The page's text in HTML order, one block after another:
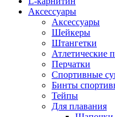
Аксессуары
Аксессуары
Шейкеры
Штангетки
Атлетические
Перчатки
Спортивные
Бинты
Тейпы
Для плавания